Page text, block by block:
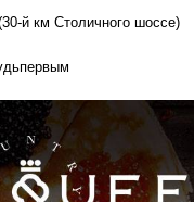
й км Столичного шоссе)